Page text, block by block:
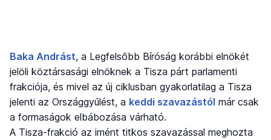
Baka Andrást, a Legfelsőbb Bíróság korábbi elnökét
jelöli köztársasági elnöknek a Tisza párt parlamenti
frakciója, és mivel az új ciklusban gyakorlatilag a Tisza
jelenti az Országgyűlést, a keddi szavazástól már csak
a formaságok elbábozása várható.
A Tisza-frakció az imént titkos szavazással meghozta